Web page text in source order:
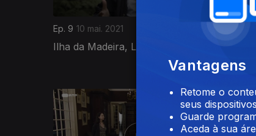
Ep. 9 10 mai. 2021
Ilha da Madeira, Levadas
Ep. 10
Vantagens
Retome o
seus
Guarde
Aceda à sua